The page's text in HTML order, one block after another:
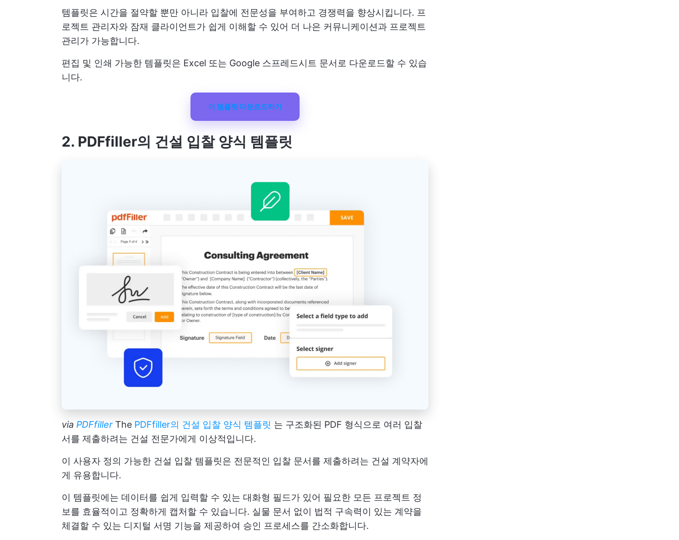
템플릿은 시간을 절약할 뿐만 아니라 입찰에 전문성을 부여하고 경쟁력을 향상시킵니다. 프
로젝트 관리자와 잠재 클라이언트가 쉽게 이해할 수 있어 더 나은 커뮤니케이션과 프로젝트
관리가 가능합니다.
편집 및 인쇄 가능한 템플릿은 Excel 또는 Google 스프레드시트 문서로 다운로드할 수 있습
니다.
이 템플릿 다운로드하기
2. PDFfiller의 건설 입찰 양식 템플릿
via PDFfiller The PDFfiller의 건설 입찰 양식 템플릿 는 구조화된 PDF 형식으로 여러 입찰
서를 제출하려는 건설 전문가에게 이상적입니다.
이 사용자 정의 가능한 건설 입찰 템플릿은 전문적인 입찰 문서를 제출하려는 건설 계약자에
게 유용합니다.
이 템플릿에는 데이터를 쉽게 입력할 수 있는 대화형 필드가 있어 필요한 모든 프로젝트 정
보를 효율적이고 정확하게 캡처할 수 있습니다. 실물 문서 없이 법적 구속력이 있는 계약을
체결할 수 있는 디지털 서명 기능을 제공하여 승인 프로세스를 간소화합니다.